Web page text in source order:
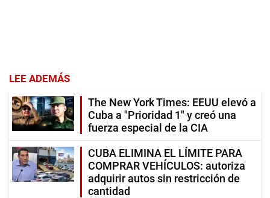
LEE ADEMÁS
The New York Times: EEUU elevó a
Cuba a "Prioridad 1" y creó una
fuerza especial de la CIA
CUBA ELIMINA EL LÍMITE PARA
COMPRAR VEHÍCULOS: autoriza
adquirir autos sin restricción de
cantidad